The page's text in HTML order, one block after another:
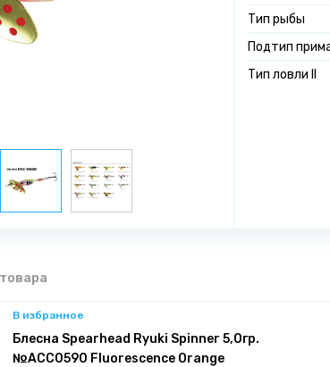
Тип рыбы
Подтип
Тип ловли II
В избранное
Блесна Spearhead Ryuki Spinner 5,0гр.
№ACC0590 Fluorescence Orange